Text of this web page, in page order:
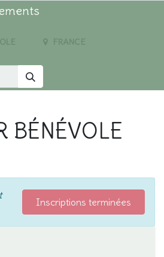
FRANCE
BÉNÉVOLE
Inscriptions terminées